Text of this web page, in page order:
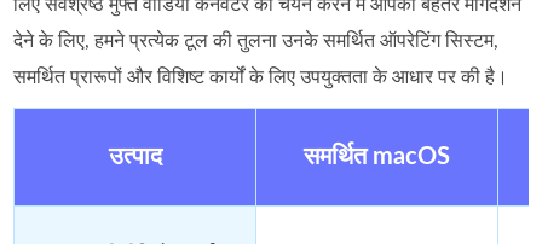
लिए सर्वश्रेष्ठ मुफ्त वीडियो कनवर्टर का चयन करने में आपको बेहतर मार्गदर्शन
देने के लिए, हमने प्रत्येक टूल की तुलना उनके समर्थित ऑपरेटिंग सिस्टम,
समर्थित प्रारूपों और विशिष्ट कार्यों के लिए उपयुक्तता के आधार पर की है।
उत्पाद समर्थित macOS